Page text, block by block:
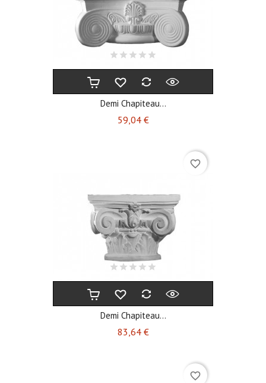
Demi Chapiteau...
59,04 €Prix
Demi Chapiteau...
83,64 €Prix
favorite_border
favorite_border